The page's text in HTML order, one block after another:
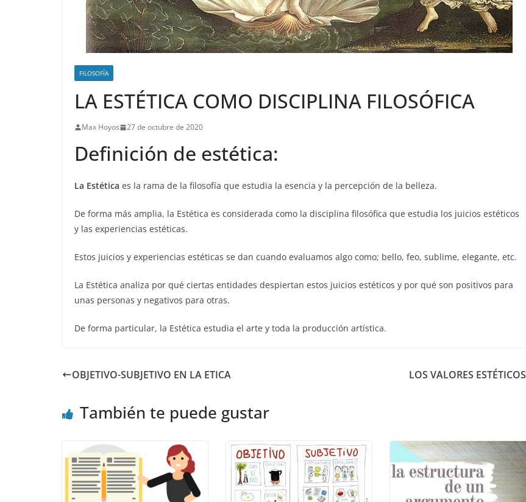
FILOSOFÍA
LA ESTÉTICA COMO DISCIPLINA FILOSÓFICA
Max Hoyos 27 de octubre de 2020
Definición de estética:
La Estética es la rama de la filosofía que estudia la esencia y la percepción de la belleza.
De forma más amplia, la Estética es considerada como la disciplina filosófica que estudia los juicios estéticos
y las experiencias estéticas.
Estos juicios y experiencias estéticas se dan cuando evaluamos algo como; bello, feo, sublime, elegante, etc.
La Estética analiza por qué ciertas entidades despiertan estos juicios estéticos y por qué son positivos para
unas personas y negativos para otras.
De forma particular, la Estética estudia el arte y toda la producción artística.
OBJETIVO-SUBJETIVO EN LA ETICA LOS VALORES ESTÉTICOS
También te puede gustar